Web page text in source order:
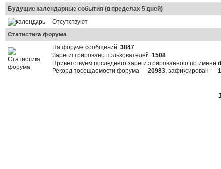
Будущие календарные события (в пределах 5 дней)
Отсутствуют
Статистика форума
На форуме сообщений: 3847
Зарегистрировано пользователей: 1508
Приветствуем последнего зарегистрированного по имени
Рекорд посещаемости форума — 20983, зафиксирован —